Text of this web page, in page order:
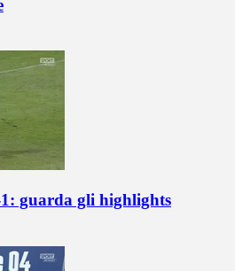
guarda gli highlights